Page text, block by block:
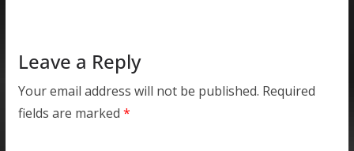
Leave a Reply
Your email address will not be published. Required
fields are marked *